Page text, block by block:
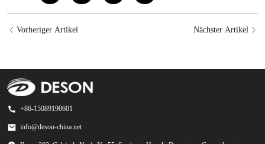
Vorheriger Artikel Nächster Artikel
+86-15089190601
info@deson-china.net